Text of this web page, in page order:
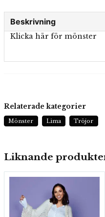
Beskrivning
Klicka här för mönster
Liknande
Relaterade kategorier
Mönster Lima Tröjor